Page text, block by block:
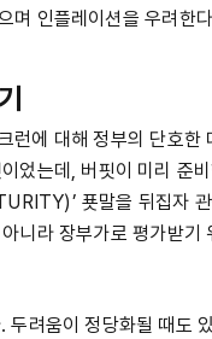
며 인플레이션을 우려한
런에 대해 정부의 단호한
었는데, 버핏이 미리 준
푯말을 뒤집자 관
니라 장부가로 평가받
두려움이 정당화될 때도